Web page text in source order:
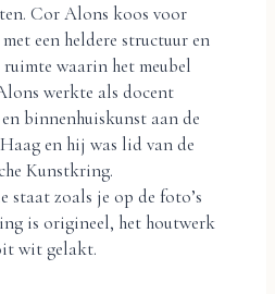
Cor Alons koos voor
een heldere structuur en
waarin het meubel
werkte als docent
binnenhuiskunst aan de
en hij was lid van de
Kunstkring.
staat zoals je op de foto’s
is origineel, het houtwerk
wit gelakt.